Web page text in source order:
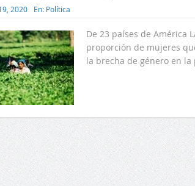
2020 En: Política
De 23 países de América
proporción de mujeres
la brecha de género en